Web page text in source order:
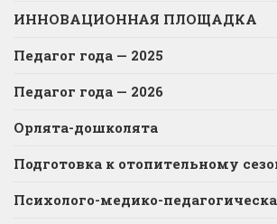
ИННОВАЦИОННАЯ ПЛОЩАДКА
Педагог года — 2025
Педагог года — 2026
Орлята-дошколята
Подготовка к отопительному
Психолого-медико-